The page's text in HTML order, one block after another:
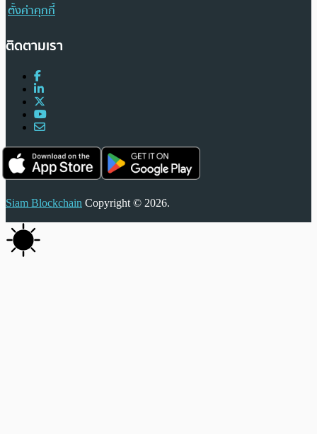
ตั้งค่าคุกกี้
ติดตามเรา
Siam Blockchain Copyright © 2026.